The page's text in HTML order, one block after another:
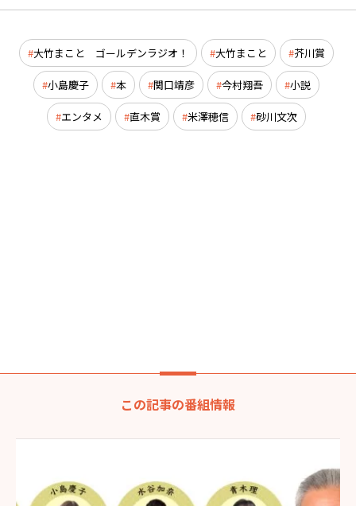
大竹まこと ゴールデンラジオ！ 大竹まこと 芥川賞
小島慶子 本 関口靖彦 今村翔吾 小説
エンタメ 直木賞 米澤穂信 砂川文次
この記事の番組情報